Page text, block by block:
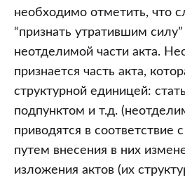
необходимо отметить, что
“признать утратившим
неотделимой части акта.
признается часть акта,
структурной единицей:
подпунктом и т.д.
приводятся в соответствие
путем внесения в них
изложения актов (их